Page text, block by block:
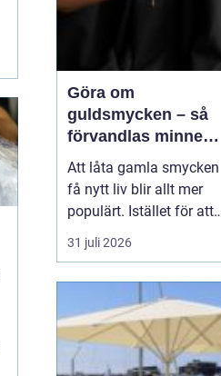
Göra om
guldsmycken – så
förvandlas minnen
till nya favoriter
Att låta gamla smycken
få nytt liv blir allt mer
populärt. Istället för att
låta arvegods ligga i en
låda kan de formas om
passar stilen i dag och
bär med sig historien.
N&au...
31 juli 2026